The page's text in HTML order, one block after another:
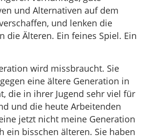
und Alternativen auf dem
und lenken die
die Älteren. Ein feines Spiel. Ein
wird missbraucht. Sie
eine ältere Generation in
die in ihrer Jugend sehr viel für
und die heute Arbeitenden
jetzt nicht meine Generation
ein bisschen älteren. Sie haben